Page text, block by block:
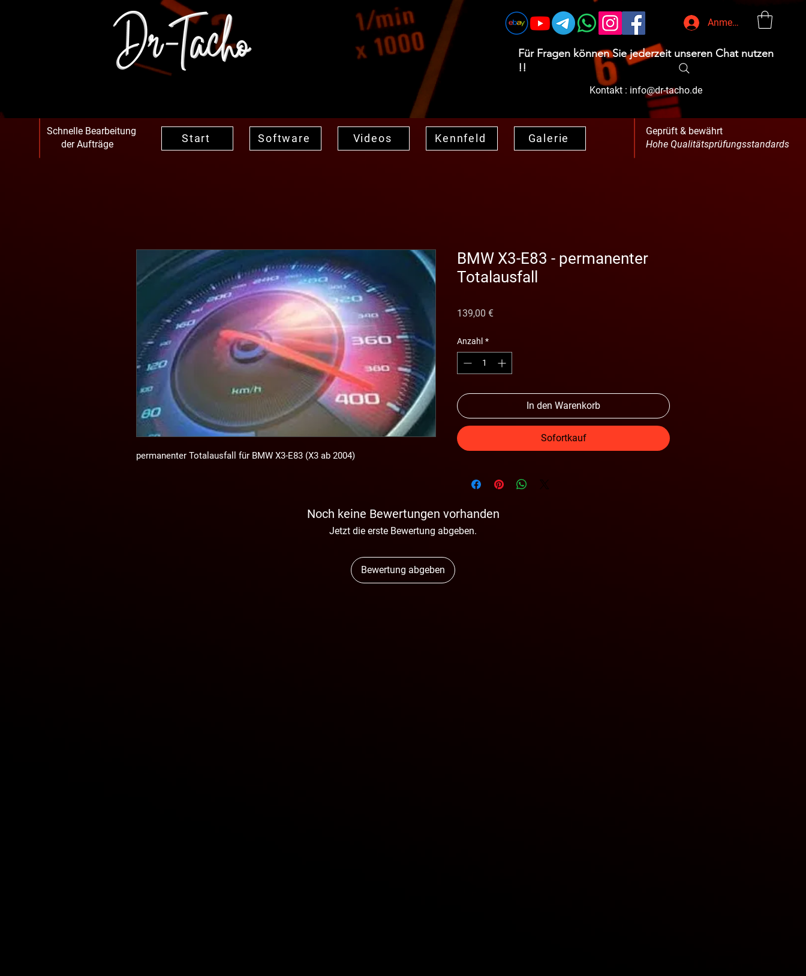
Anmelden
Für Fragen können Sie jederzeit unseren Chat nutzen
!!
Kontakt : info@dr-tacho.de
Schnelle Bearbeitung
der Aufträge
Start Software Videos Kennfeld Galerie
Geprüft & bewährt
Hohe Qualitätsprüfungsstandards
permanenter Totalausfall für BMW X3-E83 (X3 ab 2004)
BMW X3-E83 - permanenter
Totalausfall
139,00 €Preis
Anzahl *
In den Warenkorb
Sofortkauf
Noch keine Bewertungen vorhanden
Jetzt die erste Bewertung abgeben.
Bewertung abgeben